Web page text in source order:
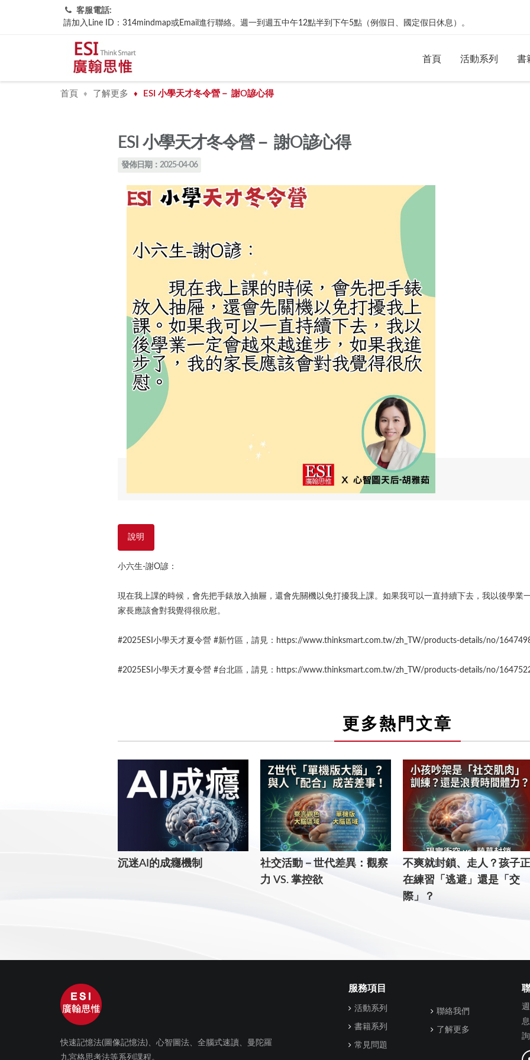
客服電話:
請加入Line ID：314mindmap或Email進行聯絡。週一到週五中午12點半到下午5點（例假日、國定假日休息）。
首頁 活動系列 書
首頁 ♦ 了解更多 ♦ ESI 小學天才冬令營－ 謝O諺心得
ESI 小學天才冬令營－ 謝O諺心得
發佈日期：2025-04-06
說明
小六生-謝O諺：
現在我上課的時候，會先把手錶放入抽屜，還會先關機以免打擾我上課。如果我可以一直持續下去，我以後學業
家長應該會對我覺得很欣慰。
#2025ESI小學天才夏令營 #新竹區，請見：https://www.thinksmart.com.tw/zh_TW/products-details/no/
#2025ESI小學天才夏令營 #台北區，請見：https://www.thinksmart.com.tw/zh_TW/products-details/no/
更多熱門文章
沉迷AI的成癮機制
社交活動－世代差異：觀察
力 VS. 掌控欲
不爽就封鎖、走人？孩子
在練習「逃避」還是「交
際」？
快速記憶法(圖像記憶法)、心智圖法、全腦式速讀、曼陀羅
九宮格思考法等系列課程。
服務項目
活動系列
書籍系列
常見問題
聯絡我們
了解更多